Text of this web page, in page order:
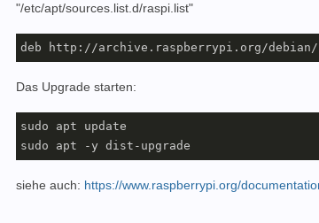
"/etc/apt/sources.list.d/raspi.list"
Das Upgrade starten:
sudo apt update
sudo apt -y dist-upgrade
siehe auch: https://www.raspberrypi.org/